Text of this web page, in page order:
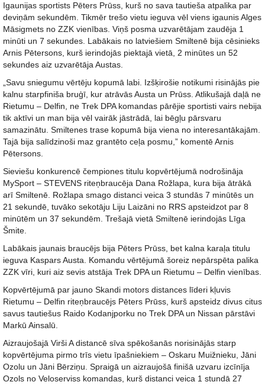
Igaunijas sportists Pēters Prūss, kurš no sava tautieša atpalika par
deviņām sekundēm. Tikmēr trešo vietu ieguva vēl viens igaunis Alges
Māsigmets no ZZK vienības. Viņš posma uzvarētājam zaudēja 1
minūti un 7 sekundes. Labākais no latviešiem Smiltenē bija cēsinieks
Arnis Pētersons, kurš ierindojās piektajā vietā, 2 minūtes un 52
sekundes aiz uzvarētāja Austas.
„Savu sniegumu vērtēju kopumā labi. Izšķirošie notikumi risinājās pie
kalnu starpfiniša bruģī, kur atrāvās Austa un Prūss. Atlikušajā daļā ne
Rietumu – Delfin, ne Trek DPA komandas pārējie sportisti vairs nebija
tik aktīvi un man bija vēl vairāk jāstrādā, lai bēgļu pārsvaru
samazinātu. Smiltenes trase kopumā bija viena no interesantākajām.
Tajā bija salīdzinoši maz grantēto ceļa posmu,” komentē Arnis
Pētersons.
Sieviešu konkurencē čempiones titulu kopvērtējumā nodrošināja
MySport – STEVENS riteņbraucēja Dana Rožlapa, kura bija ātrākā
arī Smiltenē. Rožlapa smago distanci veica 3 stundās 7 minūtēs un
21 sekundē, tuvāko sekotāju Liju Laizāni no RRS apsteidzot par 8
minūtēm un 37 sekundēm. Trešajā vietā Smiltenē ierindojās Līga
Šmite.
Labākais jaunais braucējs bija Pēters Prūss, bet kalna karaļa titulu
ieguva Kaspars Austa. Komandu vērtējumā šoreiz nepārspēta palika
ZZK vīri, kuri aiz sevis atstāja Trek DPA un Rietumu – Delfin vienības.
Kopvērtējumā par jauno Skandi motors distances līderi kļuvis
Rietumu – Delfin riteņbraucējs Pēters Prūss, kurš apsteidz divus citus
savus tautiešus Raido Kodanjporku no Trek DPA un Nissan pārstāvi
Markū Ainsalū.
Aizraujošajā Virši A distancē sīva spēkošanās norisinājās starp
kopvērtējuma pirmo trīs vietu īpašniekiem – Oskaru Muižnieku, Jāni
Ozolu un Jāni Bērziņu. Spraigā un aizraujošā finišā uzvaru izcīnīja
Ozols no Veloserviss komandas, kurš distanci veica 1 stundā 27